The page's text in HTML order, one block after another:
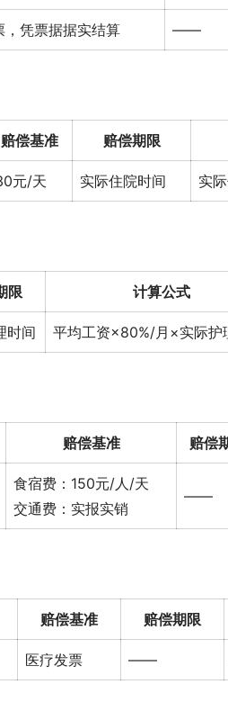
，凭票据据实结算 ——
赔偿基准 赔偿期限
元/天 实际住院时间 实
限 计算公式
时间 平均工资×80%/月×实际护
赔偿基准 赔偿
食宿费：150元/人/天
交通费：实报实销
——
赔偿基准 赔偿期限
医疗发票 ——